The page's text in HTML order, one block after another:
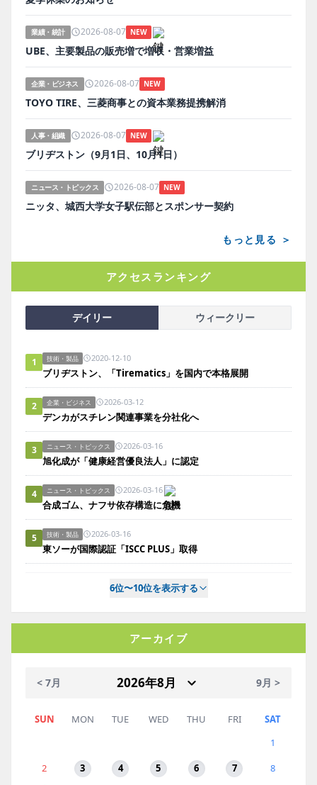
業績・統計 2026-08-07 NEW
UBE、主要製品の販売増で増収・営業増益
企業・ビジネス 2026-08-07 NEW
TOYO TIRE、三菱商事との資本業務提携解消
人事・組織 2026-08-07 NEW
ブリヂストン（9月1日、10月1日）
ニュース・トピックス 2026-08-07 NEW
ニッタ、城西大学女子駅伝部とスポンサー契約
もっと見る ＞
アクセスランキング
デイリー ウィークリー
1 技術・製品 2020-12-10
ブリヂストン、「Tirematics」を国内で本格展開
2 企業・ビジネス 2026-03-12
デンカがスチレン関連事業を分社化へ
3 ニュース・トピックス 2026-03-16
旭化成が「健康経営優良法人」に認定
4 ニュース・トピックス 2026-03-16
合成ゴム、ナフサ依存構造に危機
5 技術・製品 2026-03-16
東ソーが国際認証「ISCC PLUS」取得
6位〜10位を表示する
アーカイブ
< 7月 9月 >
SUN MON TUE WED THU FRI
SAT
1
2
3 4 5 6 7 8